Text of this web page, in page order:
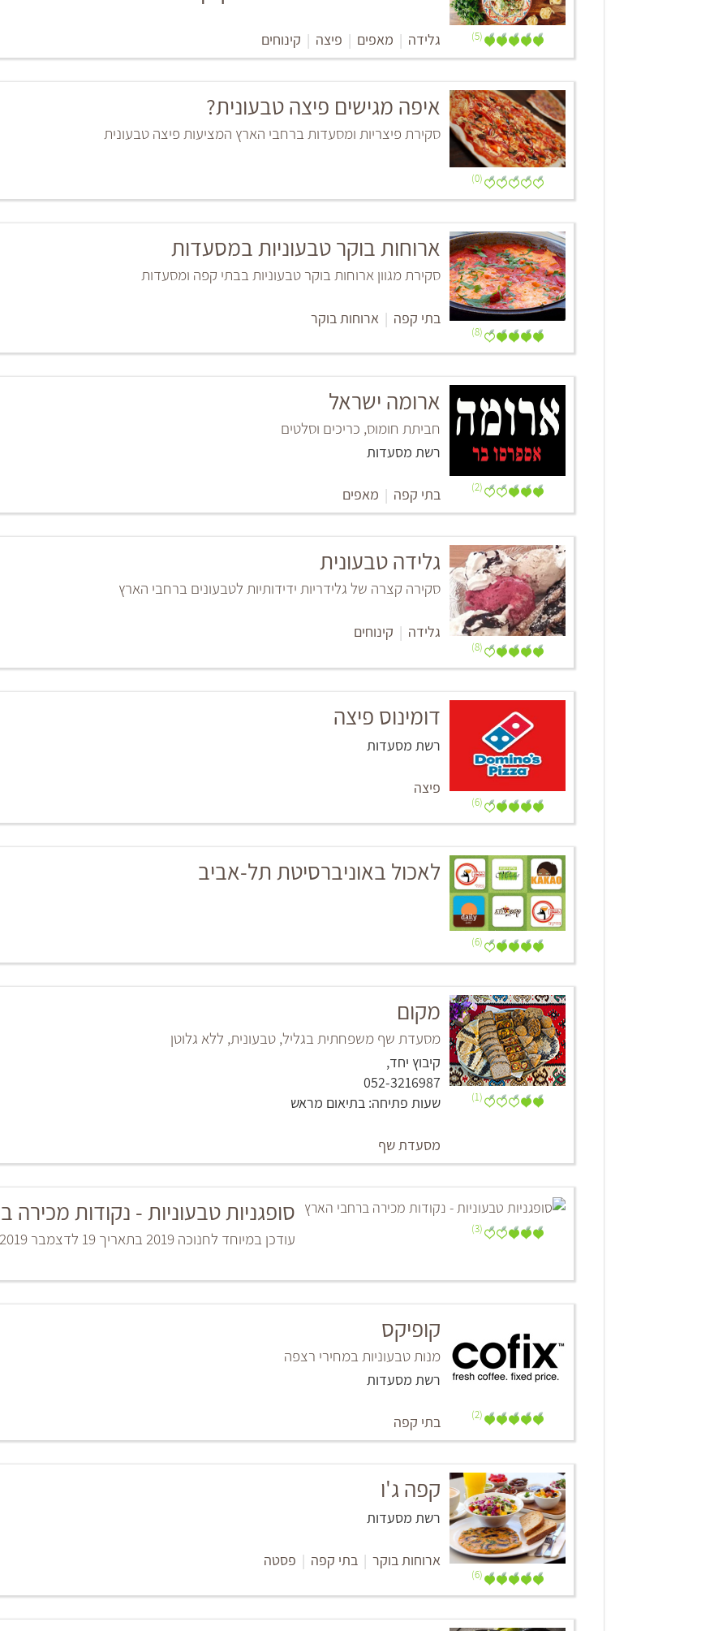
(5) גלידה | מאפים | פיצה | קינוחים
(0)
איפה מגישים פיצה טבעונית?
סקירת פיצריות ומסעדות ברחבי הארץ המציעות פיצה טבעונית
(8)
ארוחות בוקר טבעוניות במסעדות
סקירת מגוון ארוחות בוקר טבעוניות בבתי קפה ומסעדות
בתי קפה | ארוחות בוקר
(2)
ארומה ישראל
חביתת חומוס, כריכים וסלטים
רשת מסעדות
בתי קפה | מאפים
(8)
גלידה טבעונית
סקירה קצרה של גלידריות ידידותיות לטבעונים ברחבי הארץ
גלידה | קינוחים
(6)
דומינוס פיצה
רשת מסעדות
פיצה
(6)
לאכול באוניברסיטת תל-אביב
(1)
מקום
מסעדת שף משפחתית בגליל, טבעונית, ללא גלוטן
קיבוץ יחד,
052-3216987
שעות פתיחה: בתיאום מראש
מסעדת שף
(3)
סופגניות טבעוניות - נקודות
עודכן במיוחד לחנוכה 2019 בתאריך 19 לדצמבר 2019
(2)
קופיקס
מנות טבעוניות במחירי רצפה
רשת מסעדות
בתי קפה
(6)
קפה ג'ו
רשת מסעדות
ארוחות בוקר | בתי קפה | פסטה